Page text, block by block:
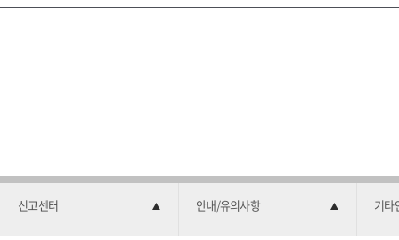
신고센터 안내/유의사항 기타